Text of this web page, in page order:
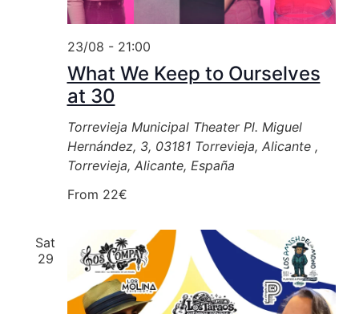
What We Keep to Ourselves
at 30
23/08 - 21:00
Torrevieja Municipal Theater Pl. Miguel
Hernández, 3, 03181 Torrevieja, Alicante ,
Torrevieja, Alicante, España
From 22€
Sat
29